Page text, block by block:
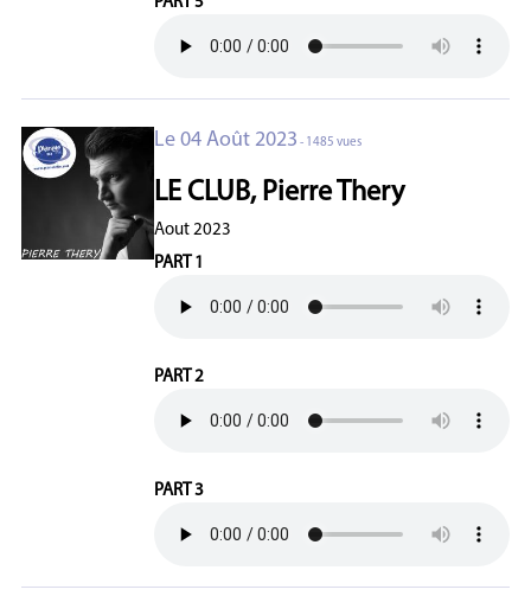
Le 04 Août 2023 - 1485 vues
LE CLUB, Pierre Thery
Aout 2023
PART 1
PART 2
PART 3